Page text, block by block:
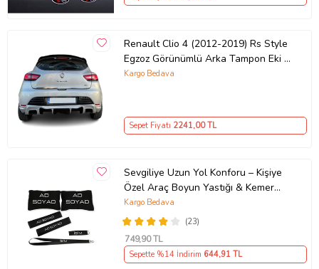
Renault Clio 4 (2012-2019) Rs Style
Egzoz Görünümlü Arka Tampon Eki -
Difüzör (Plastik)
Kargo Bedava
Sepet Fiyatı 2241,00 TL
Sevgiliye Uzun Yol Konforu – Kişiye
Özel Araç Boyun Yastığı & Kemer
Pedi Hediye Seti
(23)
Kargo Bedava
749,90 TL
Sepette %14 İndirim 644,91 TL